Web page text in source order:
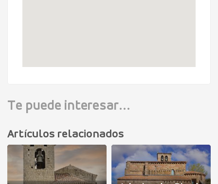
Te puede interesar...
Artículos relacionados